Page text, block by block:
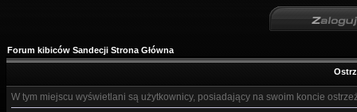
Forum kibiców Sandecji Strona Główna
W tym miejscu wyświetlani są użytkownicy, posiadający na swoim koncie